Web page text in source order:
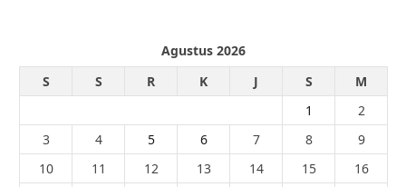
Agustus 2026
S
S R K J S
M
1
2
3
4 5 6 7 8
9
10
11 12 13 14 15
16